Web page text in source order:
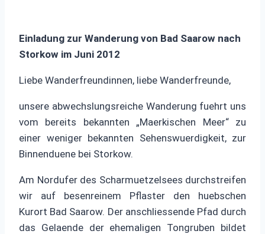
Einladung zur Wanderung von Bad Saarow nach
Storkow im Juni 2012
Liebe Wanderfreundinnen, liebe Wanderfreunde,
unsere abwechslungsreiche Wanderung fuehrt uns
vom bereits bekannten „Maerkischen Meer“ zu
einer weniger bekannten Sehenswuerdigkeit, zur
Binnenduene bei Storkow.
Am Nordufer des Scharmuetzelsees durchstreifen
wir auf besenreinem Pflaster den huebschen
Kurort Bad Saarow. Der anschliessende Pfad durch
das Gelaende der ehemaligen Tongruben bildet